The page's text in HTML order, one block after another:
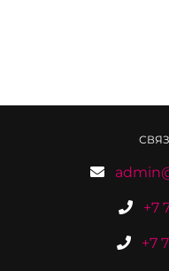
+7
+7